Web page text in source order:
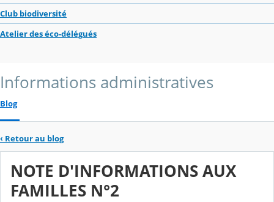
Club biodiversité
Atelier des éco-délégués
Informations administratives
Blog
‹ Retour au blog
NOTE D'INFORMATIONS AUX
FAMILLES N°2